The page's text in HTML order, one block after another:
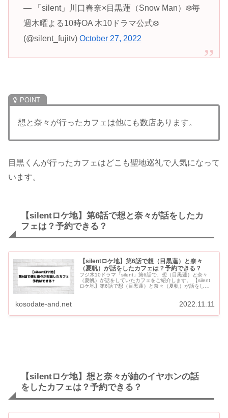
— 「silent」川口春奈×目黒蓮（Snow Man）❄️毎
週木曜よる10時OA 木10ドラマ公式❄️
(@silent_fujitv) October 27, 2022
想と奈々が行ったカフェは他にも数店あります。
目黒くんが行ったカフェはどこも聖地巡礼で人気になって
います。
【silentロケ地】第6話で想と奈々が話をしたカ
フェは？予約できる？
【silentロケ地】第6話で想（目黒蓮）と奈々
（夏帆）が話をしたカフェは？予約できる？
フジ木10ドラマ「silent」第6話で、想（目黒蓮）と奈々
（夏帆）が話をしていたカフェをご紹介します。 【silent
ロケ地】第6話で想（目黒蓮）と奈々（夏帆）が話をした
kosodate-and.net 2022.11.11
【silentロケ地】想と奈々が紬のイヤホンの話
をしたカフェは？予約できる？